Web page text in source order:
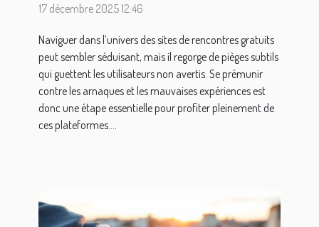
17 décembre 2025 12:46
Naviguer dans l’univers des sites de rencontres gratuits
peut sembler séduisant, mais il regorge de pièges subtils
qui guettent les utilisateurs non avertis. Se prémunir
contre les arnaques et les mauvaises expériences est
donc une étape essentielle pour profiter pleinement de
ces plateformes....